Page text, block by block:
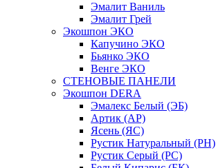
Эмалит Ваниль
Эмалит Грей
Экошпон ЭКО
Капучино ЭКО
Бьянко ЭКО
Венге ЭКО
СТЕНОВЫЕ ПАНЕЛИ
Экошпон DERA
Эмалекс Белый (ЭБ)
Артик (АР)
Ясень (ЯС)
Рустик Натуральный (РН)
Рустик Серый (РС)